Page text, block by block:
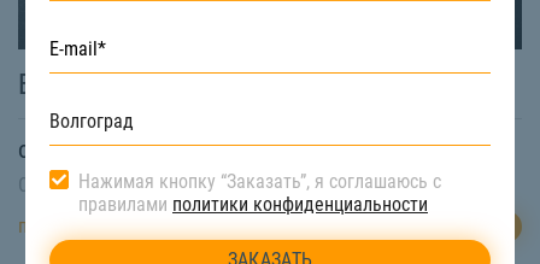
Бортовая машина 6 метров
от 1000₽/час
Свободная техника:
Есть
подробнее
ЗАКАЗАТЬ
Нажимая кнопку “Заказать”, я соглашаюсь с
правилами политики конфиденциальности